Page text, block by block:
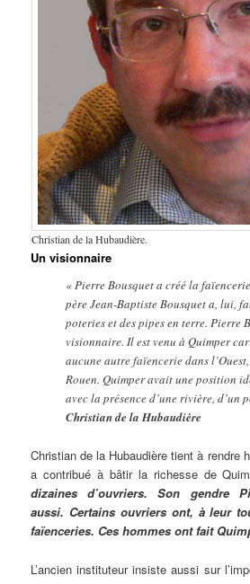
Christian de la Hubaudière.
Un visionnaire
« Pierre Bousquet a créé la
père Jean-Baptiste Bousquet a, lui,
poteries et des pipes en terre. Pierre
visionnaire. Il est venu à Quimper
aucune autre faïencerie dans
Rouen. Quimper avait une position
avec la présence d’une rivière, d’un
Christian de la Hubaudière
Christian de la Hubaudière tient à rendre
a contribué à bâtir la richesse de
dizaines d’ouvriers. Son gendre
aussi. Certains ouvriers ont, à leur
faïenceries. Ces hommes ont fait
L’ancien instituteur insiste aussi sur